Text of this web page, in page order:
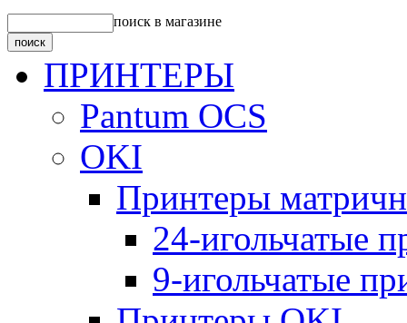
поиск в магазине
ПРИНТЕРЫ
Pantum OCS
OKI
Принтеры
24-игольчатые
9-игольчатые